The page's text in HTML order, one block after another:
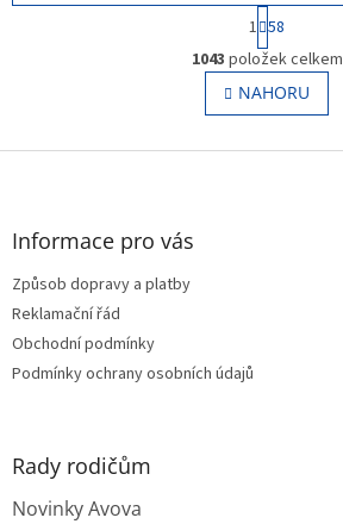
O
v
l
á
S
t
r
á
n
k
v
1 58
1043 položek celkem
NAHORU
Z
Informace pro vás
Způsob dopravy a platby
Reklamační řád
Obchodní podmínky
Podmínky ochrany osobních údajů
Rady rodičům
Novinky Avova